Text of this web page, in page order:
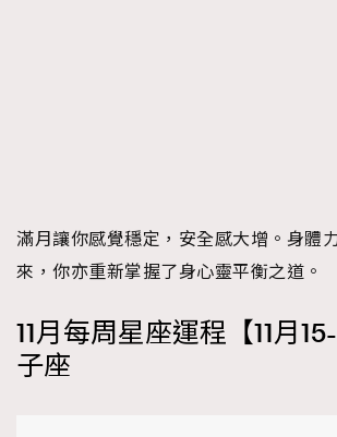
滿月讓你感覺穩定，安全感大增。身體
來，你亦重新掌握了身心靈平衡之道。
11月每周星座運程【11月
子座